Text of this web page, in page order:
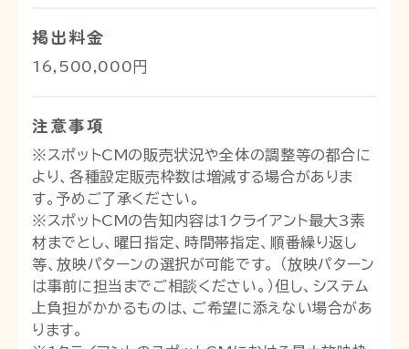
掲出料金
16,500,000円
注意事項
※スポットCMの販売状況や全体の調整等の都合に
より、各種設定販売枠数は増減する場合がありま
す。予めご了承ください。
※スポットCMの告知内容は1クライアント最大3素
材までとし、曜日指定、時間帯指定、順番繰り返し
等、放映パターンの選択が可能です。 （放映パターン
は事前に担当までご相談ください。）但し、システム
上負担がかかるものは、ご希望に添えない場合があ
ります。